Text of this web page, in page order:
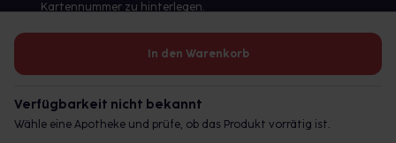
In den Warenkorb
Verfügbarkeit nicht bekannt
Wähle eine Apotheke und prüfe, ob das Produkt vorrätig ist.
Kartennummer zu hinterlegen.
Betreiber des Portals und verantwortlich: gesund.de GmbH &
© 2026 gesund.de GmbH & Co. KG